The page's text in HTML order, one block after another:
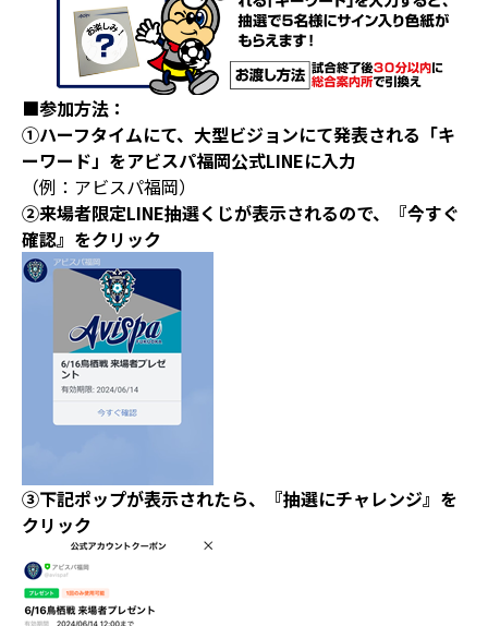
■参加方法：
①ハーフタイムにて、大型ビジョンにて発表される「キ
ーワード」をアビスパ福岡公式LINEに入力
（例：アビスパ福岡）
②来場者限定LINE抽選くじが表示されるので、『今すぐ
確認』をクリック
③下記ポップが表示されたら、『抽選にチャレンジ』を
クリック